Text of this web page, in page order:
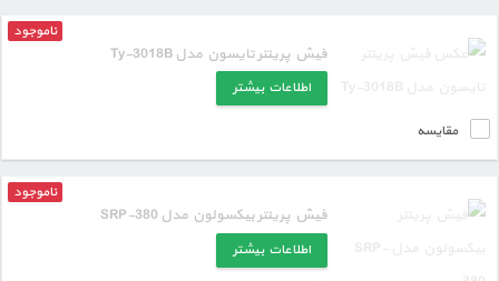
فیش پرینتر تایسون مدل Ty-3018B
ناموجود
اطلاعات بیشتر
مقایسه
فیش پرینتر بیکسولون مدل SRP-380
ناموجود
اطلاعات بیشتر